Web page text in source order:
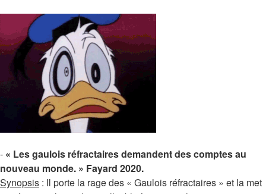
- « Les gaulois réfractaires demandent des comptes au
nouveau monde. » Fayard 2020.
Synopsis : Il porte la rage des « Gaulois réfractaires » et la met